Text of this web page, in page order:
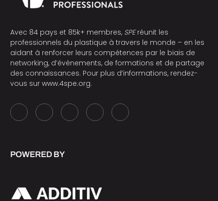
Avec 84 pays et 85k+ membres, SPEréunit les
professionnels du plastique à travers le monde – en les
aidant à renforcer leurs compétences par le biais de
networking, d’événements, de formations et de partage
des connaissances. Pour plus d’informations, rendez-
vous sur www.4spe.org.
POWERED BY